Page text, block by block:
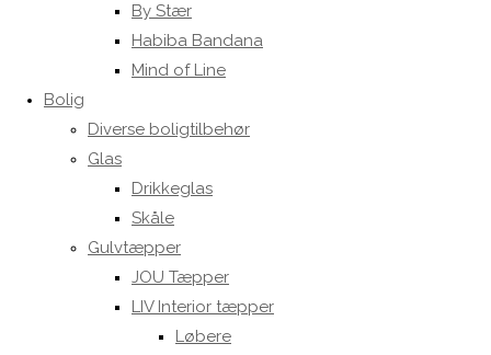
By Stær
Habiba Bandana
Mind of Line
Bolig
Diverse boligtilbehør
Glas
Drikkeglas
Skåle
Gulvtæpper
JOU Tæpper
LIV Interior tæpper
Løbere